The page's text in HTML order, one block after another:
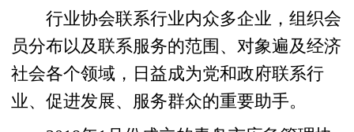
行业协会联系行业内众多企业，组织会
员分布以及联系服务的范围、对象遍及经济
社会各个领域，日益成为党和政府联系行
业、促进发展、服务群众的重要助手。